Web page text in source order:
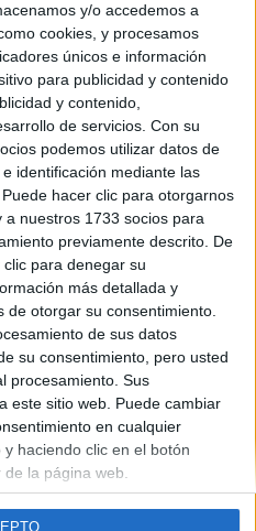
y/o accedemos a
cookies, y procesamos
únicos e información
para publicidad y contenido
y contenido,
de servicios. Con su
podemos utilizar datos de
identificación mediante las
hacer clic para otorgarnos
nuestros 1733 socios para
previamente descrito. De
para denegar su
más detallada y
otorgar su consentimiento.
de sus datos
su consentimiento, pero usted
procesamiento. Sus
este sitio web. Puede cambiar
en cualquier
haciendo clic en el botón
la página web.
aragon-2013-junio.pdf
Contactar| Anúnciate
|Condiciones generales
S.L.- Diego de León 47 - 28006
+34 91 593 2767